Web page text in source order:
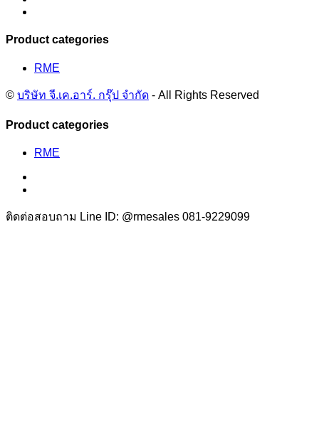
Product categories
RME
© บริษัท จี.เค.อาร์. กรุ๊ป จำกัด - All Rights Reserved
Product categories
RME
ติดต่อสอบถาม Line ID: @rmesales 081-9229099